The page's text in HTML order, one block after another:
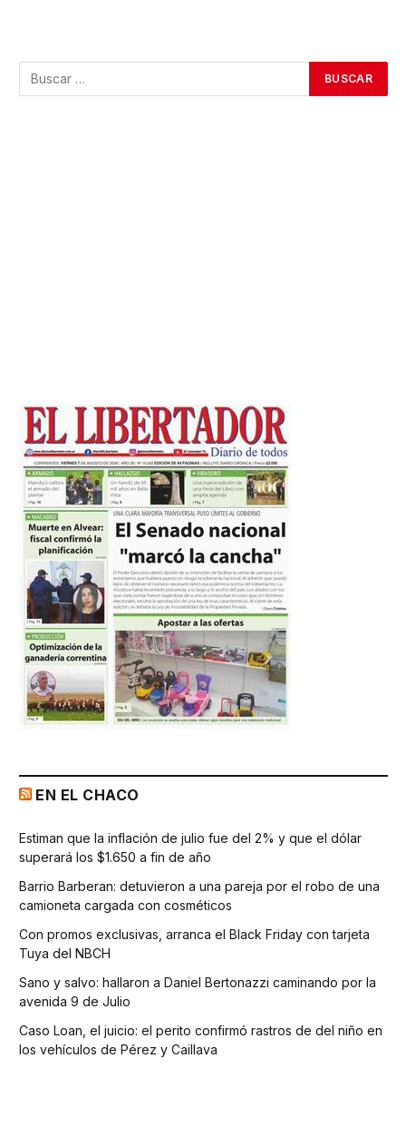
EN EL CHACO
Estiman que la inflación de julio fue del 2% y que el dólar
superará los $1.650 a fin de año
Barrio Barberan: detuvieron a una pareja por el robo de una
camioneta cargada con cosméticos
Con promos exclusivas, arranca el Black Friday con tarjeta
Tuya del NBCH
Sano y salvo: hallaron a Daniel Bertonazzi caminando por la
avenida 9 de Julio
Caso Loan, el juicio: el perito confirmó rastros de del niño en
los vehículos de Pérez y Caillava